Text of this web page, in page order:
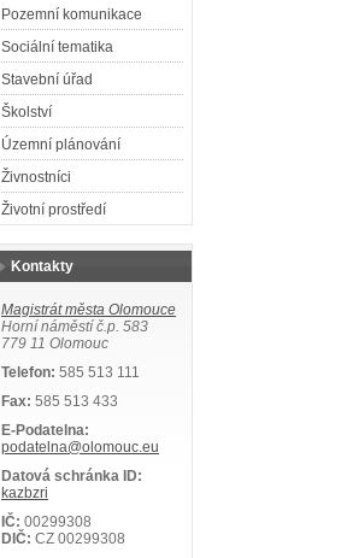
Pozemní komunikace
Sociální tematika
Stavební úřad
Školství
Územní plánování
Živnostníci
Životní prostředí
Kontakty
Magistrát města Olomouce
Horní náměstí č.p. 583
779 11 Olomouc
Telefon: 585 513 111
Fax: 585 513 433
E-Podatelna:
podatelna@olomouc.eu
Datová schránka ID:
kazbzri
IČ: 00299308
DIČ: CZ 00299308